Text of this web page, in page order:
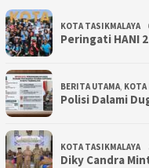
KOTA TASIKMALAYA
Peringati HANI
BERITA UTAMA KOTA
Polisi Dalami
KOTA TASIKMALAYA
Diky Candra